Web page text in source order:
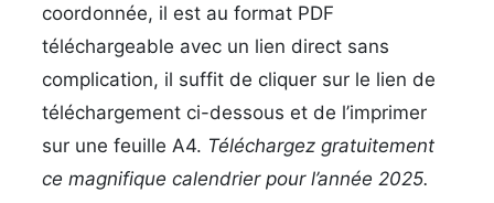
coordonnée, il est au format PDF
téléchargeable avec un lien direct sans
complication, il suffit de cliquer sur le lien de
téléchargement ci-dessous et de l’imprimer
sur une feuille A4. Téléchargez gratuitement
ce magnifique calendrier pour l’année 2025.